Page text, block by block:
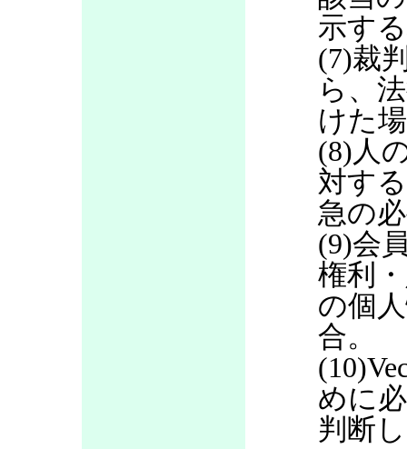
示す
(7)裁
ら、
けた
(8)人
対す
急の
(9)会
権利
の個
合。
めに
判断